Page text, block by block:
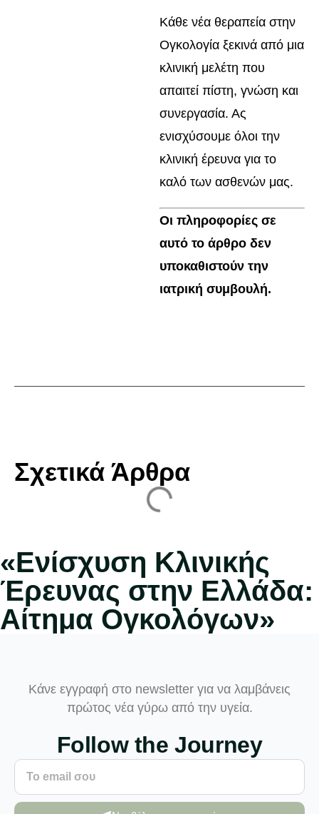
Κάθε νέα θεραπεία στην
Ογκολογία ξεκινά από μια
κλινική μελέτη που
απαιτεί πίστη, γνώση και
συνεργασία. Ας
ενισχύσουμε όλοι την
κλινική έρευνα για το
καλό των ασθενών μας.
Οι πληροφορίες σε
αυτό το άρθρο δεν
υποκαθιστούν την
ιατρική συμβουλή.
Σχετικά Άρθρα
«Ενίσχυση Κλινικής
Έρευνας στην Ελλάδα:
Αίτημα Ογκολόγων»
Κάνε εγγραφή στο newsletter για να λαμβάνεις
πρώτος νέα γύρω από την υγεία.
Follow the Journey